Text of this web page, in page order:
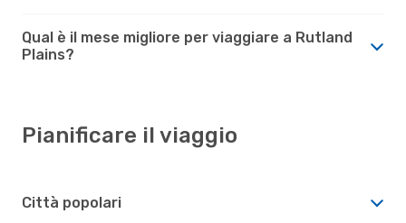
Qual è il mese migliore per viaggiare a Rutland
Plains?
Pianificare il viaggio
Città popolari